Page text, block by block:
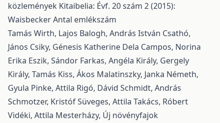
közlemények Kitaibelia: Évf. 20 szám 2 (2015):
Waisbecker Antal emlékszám
Tamás Wirth, Lajos Balogh, András István Csathó,
János Csiky, Génesis Katherine Dela Campos, Norina
Erika Eszik, Sándor Farkas, Angéla Király, Gergely
Király, Tamás Kiss, Ákos Malatinszky, Janka Németh,
Gyula Pinke, Attila Rigó, Dávid Schmidt, András
Schmotzer, Kristóf Süveges, Attila Takács, Róbert
Vidéki, Attila Mesterházy, Új növényfajok